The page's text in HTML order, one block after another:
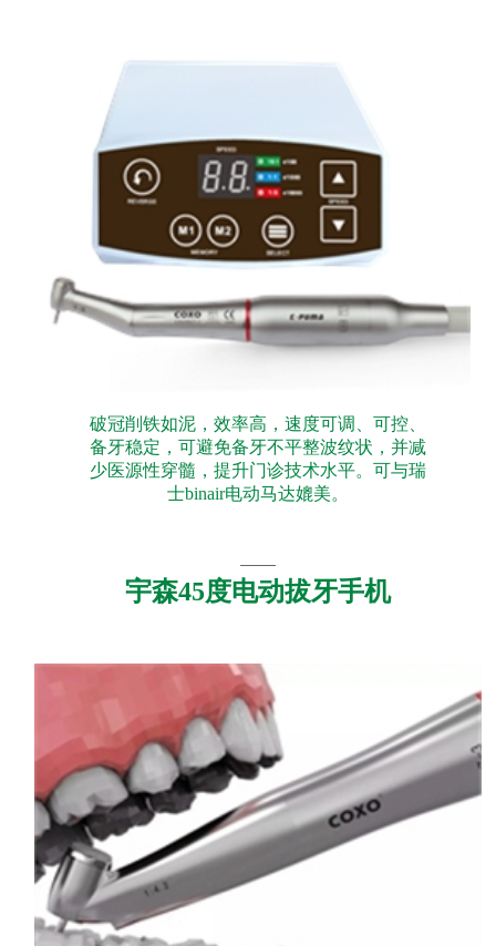
破冠削铁如泥，效率高，速度可调、可控、
备牙稳定，可避免备牙不平整波纹状，并减
少医源性穿髓，提升门诊技术水平。可与瑞
士binair电动马达媲美。
宇森45度电动拔牙手机